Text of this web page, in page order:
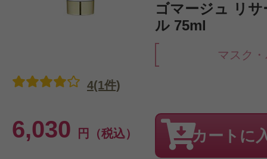
ゴマージュ リ
ル 75ml
マスク
6,030 円（税込）
4(1件)
カートに